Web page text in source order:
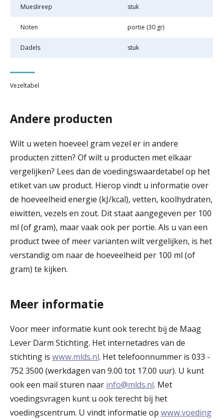
Mueslireep stuk
Noten portie (30 gr)
Dadels stuk
Vezeltabel
Andere producten
Wilt u weten hoeveel gram vezel er in andere
producten zitten? Of wilt u producten met elkaar
vergelijken? Lees dan de voedingswaardetabel op het
etiket van uw product. Hierop vindt u informatie over
de hoeveelheid energie (kJ/kcal), vetten, koolhydraten,
eiwitten, vezels en zout. Dit staat aangegeven per 100
ml (of gram), maar vaak ook per portie. Als u van een
product twee of meer varianten wilt vergelijken, is het
verstandig om naar de hoeveelheid per 100 ml (of
gram) te kijken.
Meer informatie
Voor meer informatie kunt ook terecht bij de Maag
Lever Darm Stichting. Het internetadres van de
stichting is www.mlds.nl. Het telefoonnummer is 033 -
752 3500 (werkdagen van 9.00 tot 17.00 uur). U kunt
ook een mail sturen naar info@mlds.nl. Met
voedingsvragen kunt u ook terecht bij het
voedingscentrum. U vindt informatie op www.voeding